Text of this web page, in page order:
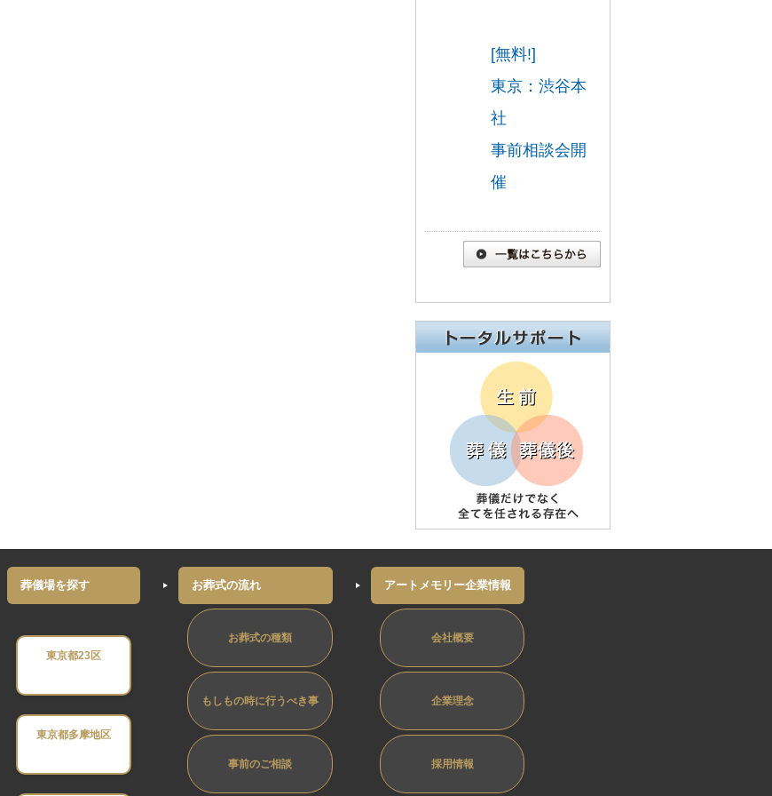
[無料!]
東京：渋谷本
社
事前相談会開
催
葬儀場を探す
東京都23区
東京都多摩地区
お葬式の流れ
お葬式の種類
もしもの時に行うべき事
事前のご相談
アートメモリー企業情報
会社概要
企業理念
採用情報